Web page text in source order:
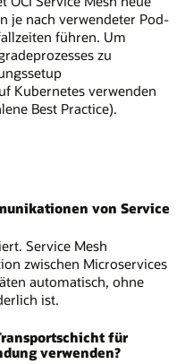
je nach verwendeter Pod-
führen. Um
zu
Kubernetes verwenden
Best Practice).
von Service
Service Mesh
zwischen Microservices
automatisch, ohne
ist.
für
verwenden?